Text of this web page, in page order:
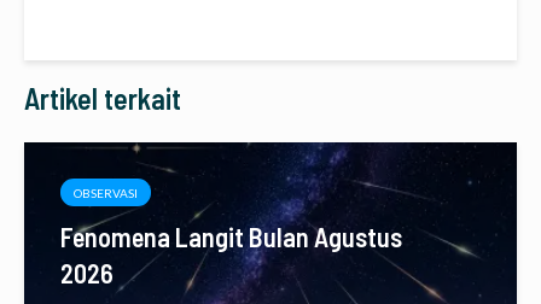
Artikel terkait
OBSERVASI
Fenomena Langit Bulan Agustus
2026